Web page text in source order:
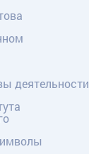
деятельности